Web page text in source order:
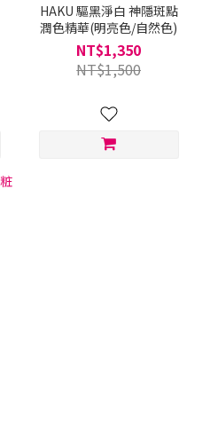
HAKU 驅黑淨白 神隱斑點
潤色精華(明亮色/自然色)
NT$1,350
NT$1,500